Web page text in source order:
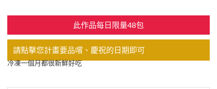
此作品每日限量48包
請點擊您計畫要品嚐、慶祝的日期即可
冷凍一個月都很新鮮好吃